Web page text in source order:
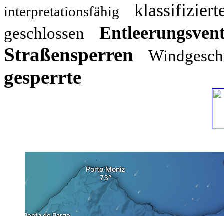
interpretationsfähig
geschlossen
Straßensperren
gesperrte